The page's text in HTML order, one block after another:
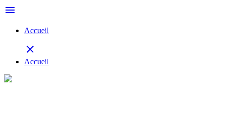
menu
Accueil
close
Accueil